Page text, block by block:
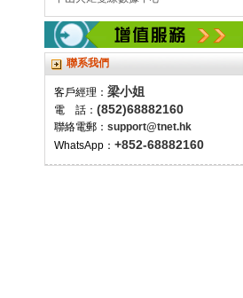
聯系我們
客戶經理： 梁小姐
電 話： (852)68882160
聯絡電郵： support@tnet.hk
WhatsApp： +852-68882160